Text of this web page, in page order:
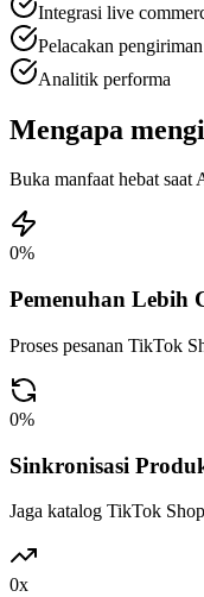
Integrasi live
Pelacakan pengiriman
Analitik performa
Mengapa
Buka manfaat hebat
0%
Pemenuhan Lebih
Proses pesanan TikTok
0%
Sinkronisasi
Jaga katalog TikTok
0x